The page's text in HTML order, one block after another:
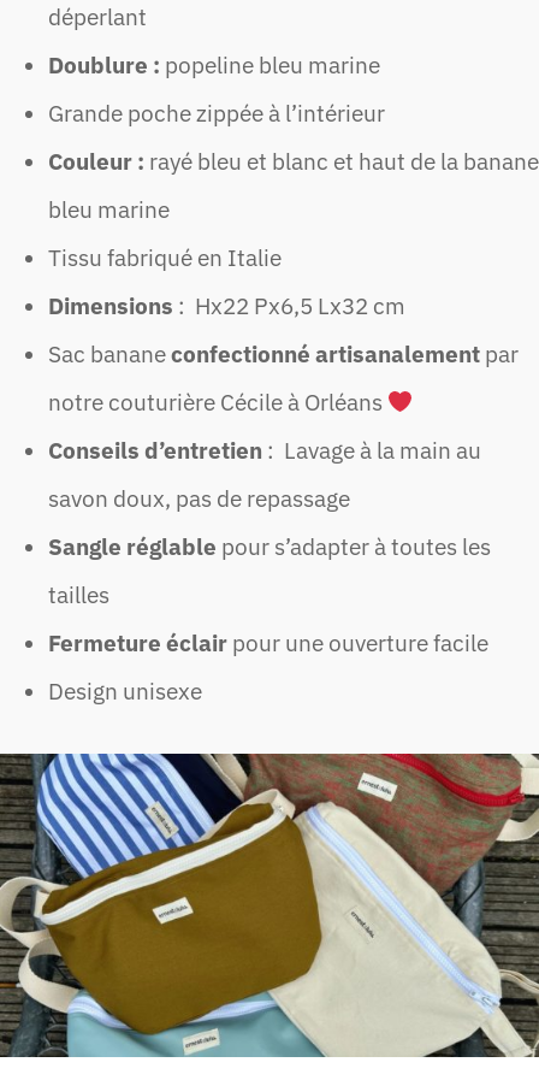
déperlant
Doublure : popeline bleu marine
Grande poche zippée à l’intérieur
Couleur : rayé bleu et blanc et haut de la banane
bleu marine
Tissu fabriqué en Italie
Dimensions : Hx22 Px6,5 Lx32 cm
Sac bananeconfectionné artisanalement par
notre couturière Cécile à Orléans
Conseils d’entretien : Lavage à la main au
savon doux, pas de repassage
Sangle réglable pour s’adapter à toutes les
tailles
Fermeture éclair pour une ouverture facile
Design unisexe